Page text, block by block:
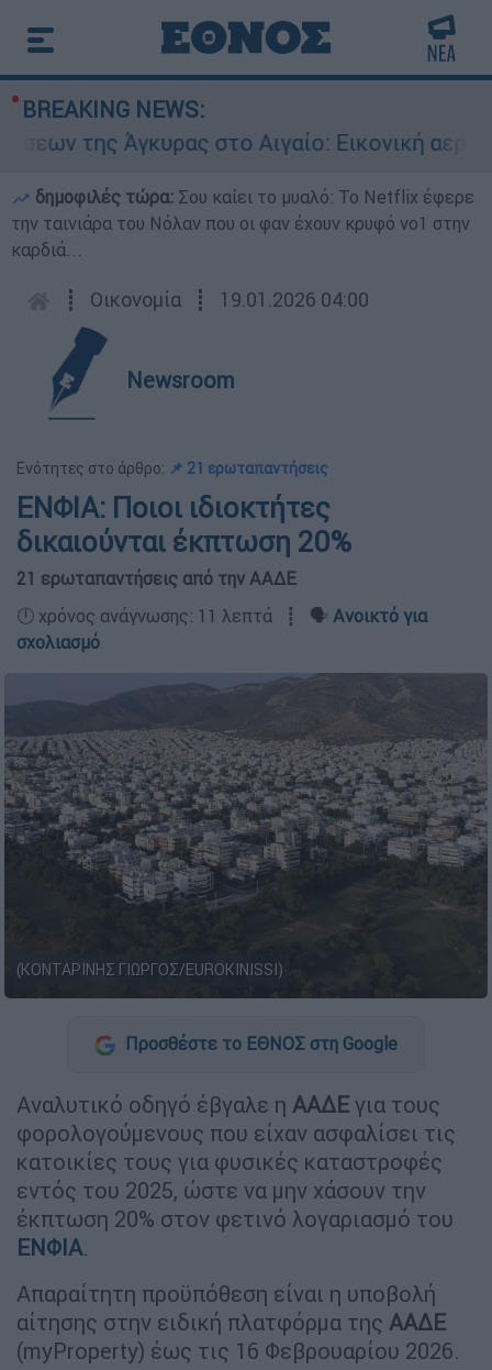
BREAKING NEWS:
στο Αιγαίο: Εικονική αερομαχία
δημοφιλές τώρα: Σου καίει το μυαλό: Το Netflix έφερε
την ταινιάρα του Νόλαν που οι φαν έχουν κρυφό νο1 στην
καρδιά...
┋ Οικονομία ┋ 19.01.2026 04:00
Newsroom
Ενότητες στο άρθρο: 📌 21 ερωταπαντήσεις
ΕΝΦΙΑ: Ποιοι ιδιοκτήτες
δικαιούνται έκπτωση 20%
21 ερωταπαντήσεις από την ΑΑΔΕ
🕛 χρόνος ανάγνωσης: 11 λεπτά ┋ 🗣️ Ανοικτό για
σχολιασμό
(ΚΟΝΤΑΡΙΝΗΣ ΓΙΩΡΓΟΣ/EUROKINISSI)
Προσθέστε το ΕΘΝΟΣ στη Google
Αναλυτικό οδηγό έβγαλε η ΑΑΔΕ για τους
φορολογούμενους που είχαν ασφαλίσει τις
κατοικίες τους για φυσικές καταστροφές
εντός του 2025, ώστε να μην χάσουν την
έκπτωση 20% στον φετινό λογαριασμό του
ΕΝΦΙΑ.
Απαραίτητη προϋπόθεση είναι η υποβολή
αίτησης στην ειδική πλατφόρμα της ΑΑΔΕ
(myProperty) έως τις 16 Φεβρουαρίου 2026.